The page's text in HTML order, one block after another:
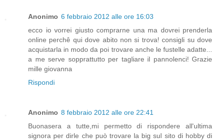
Anonimo 6 febbraio 2012 alle ore 16:03
ecco io vorrei giusto comprarne una ma dovrei prenderla
online perchê qui dove abito non si trova! consigli su dove
acquistarla in modo da poi trovare anche le fustelle adatte...
a me serve sopprattutto per tagliare il pannolenci! Grazie
mille giovanna
Rispondi
Anonimo 8 febbraio 2012 alle ore 22:41
Buonasera a tutte,mi permetto di rispondere all'ultima
signora per dirle che può trovare la big sul sito di hobby di